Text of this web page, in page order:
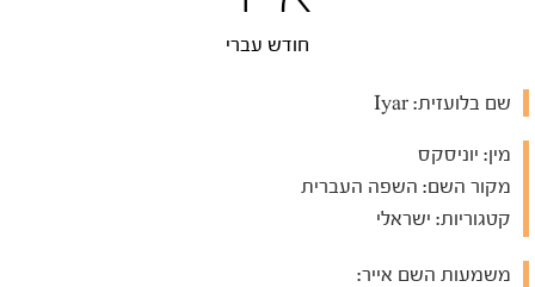
חודש עברי
שם בלועזית:
מין: יוניסקס
מקור השם: השפה העברית
קטגוריות: ישראלי
משמעות השם אייר: